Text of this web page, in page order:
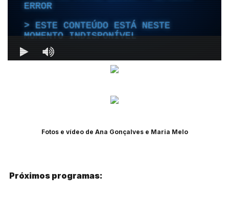
Fotos e vídeo de Ana Gonçalves e Maria Melo
Próximos programas: